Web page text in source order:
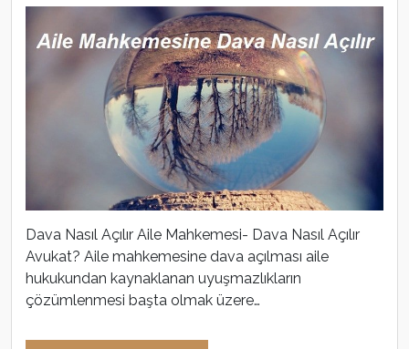
Dava Nasıl Açılır Aile Mahkemesi- Dava Nasıl Açılır
Avukat? Aile mahkemesine dava açılması aile
hukukundan kaynaklanan uyuşmazlıkların
çözümlenmesi başta olmak üzere…